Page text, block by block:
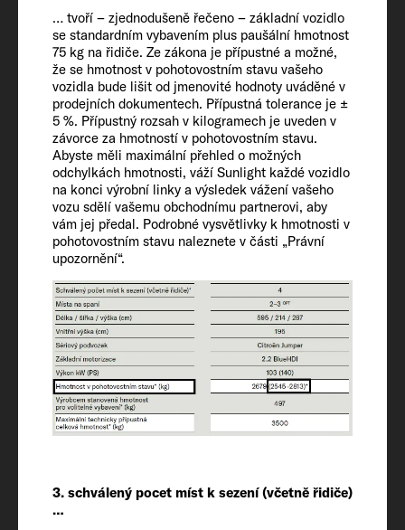
… tvoří – zjednodušeně řečeno – základní vozidlo
se standardním vybavením plus paušální hmotnost
75 kg na řidiče. Ze zákona je přípustné a možné,
že se hmotnost v pohotovostním stavu vašeho
vozidla bude lišit od jmenovité hodnoty uváděné v
prodejních dokumentech. Přípustná tolerance je ±
5 %. Přípustný rozsah v kilogramech je uveden v
závorce za hmotností v pohotovostním stavu.
Abyste měli maximální přehled o možných
odchylkách hmotnosti, váží Sunlight každé vozidlo
na konci výrobní linky a výsledek vážení vašeho
vozu sdělí vašemu obchodnímu partnerovi, aby
vám jej předal. Podrobné vysvětlivky k hmotnosti v
pohotovostním stavu naleznete v části „Právní
upozornění“.
3. schválený pocet míst k sezení (včetně řidiče)
…
Konfigurovat
Termín prohlídky
Wishlist
Vozidlo
Délka/šířka/výška
596 / 214 / 271 cm
Vnitřní výška
195
Schválená místa k sezení (včetně řidiče)
Podvozek / motor / výkon kW (k)
Citroën Jumper / 2.2 / 103 (140)